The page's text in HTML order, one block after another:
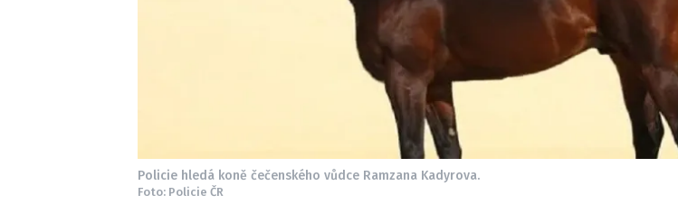
Policie hledá koně čečenského vůdce Ramzana Kadyrova.
Foto: Policie ČR